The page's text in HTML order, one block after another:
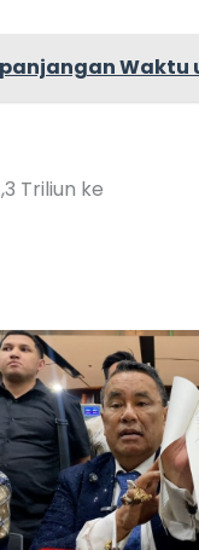
Waktu
Triliun ke